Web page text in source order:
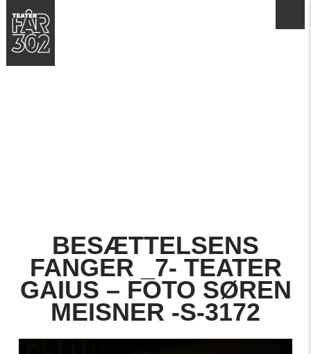
BESÆTTELSENS
FANGER _7- TEATER
GAIUS – FOTO SØREN
MEISNER -S-3172